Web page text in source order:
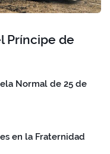
Príncipe de
Normal de 25 de
en la Fraternidad